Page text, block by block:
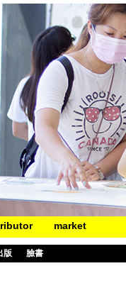
market
版 臉書